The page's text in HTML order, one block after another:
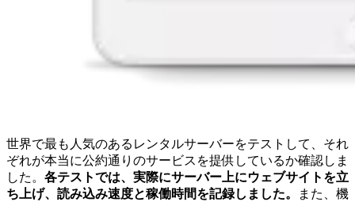
世界で最も人気のあるレンタルサーバーをテストして、それ
ぞれが本当に公約通りのサービスを提供しているか確認しま
した。 各テストでは、実際にサーバー上にウェブサイトを立
ち上げ、読み込み速度と稼働時間を記録しました。
また、機